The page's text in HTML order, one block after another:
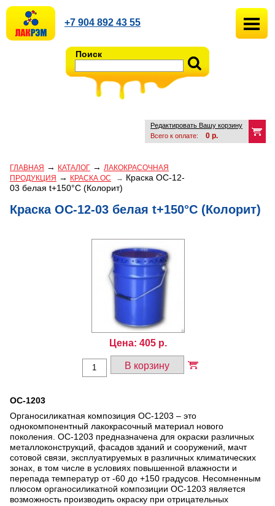
Поиск
+7 904 892 43 55
Редактировать Вашу корзину
Всего к оплате:
0 р.
ГЛАВНАЯ → КАТАЛОГ → ЛАКОКРАСОЧНАЯ
ПРОДУКЦИЯ → КРАСКА ОС → Краска ОС-12-
03 белая t+150°С (Колорит)
Краска ОС-12-03 белая t+150°С (Колорит)
Цена: 405 р.
В корзину
ОС-1203
Органосиликатная композиция ОС-1203 – это
однокомпонентный лакокрасочный материал нового
поколения. ОС-1203 предназначена для окраски различных
металлоконструкций, фасадов зданий и сооружений, мачт
сотовой связи, эксплуатируемых в различных климатических
зонах, в том числе в условиях повышенной влажности и
перепада температур от -60 до +150 градусов. Несомненным
плюсом органосиликатной композиции ОС-1203 является
возможность производить окраску при отрицательных